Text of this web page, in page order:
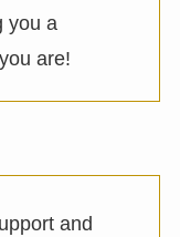
you a
are!
and